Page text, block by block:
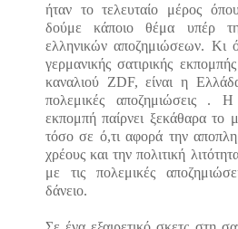
ήταν το τελευταίο μέρος
δούμε κάποιο θέμα υπέρ
ελληνικών αποζημιώσεων. Κι
γερμανικής σατιρικής
καναλιού ZDF, είναι η
πολεμικές αποζημιώσεις .
εκπομπή παίρνει ξεκάθαρα το
τόσο σε ό,τι αφορά την
χρέους και την πολιτική
με τις πολεμικές
δάνειο.